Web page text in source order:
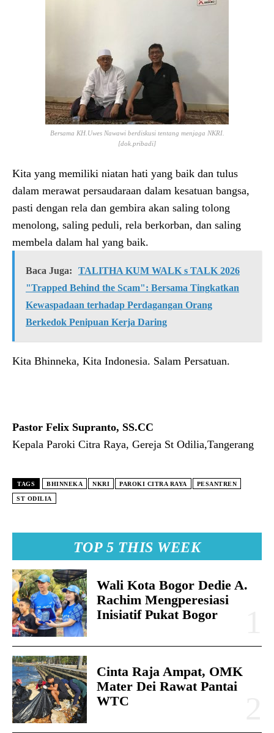
TOP 5 THIS WEEK
Wali Kota Bogor Dedie A.
Rachim Mengperesiasi
Inisiatif Pukat Bogor
Cinta Raja Ampat, OMK
Mater Dei Rawat Pantai
WTC
Bersama KH.Uwes Nawawi berdiskusi tentang menjaga NKRI.
[dok.pribadi]
Kita yang memiliki niatan hati yang baik dan tulus
dalam merawat persaudaraan dalam kesatuan bangsa,
pasti dengan rela dan gembira akan saling tolong
menolong, saling peduli, rela berkorban, dan saling
membela dalam hal yang baik.
Baca Juga:
TALITHA KUM WALK s TALK 2026
"Trapped Behind the Scam": Bersama Tingkatkan
Kewaspadaan terhadap Perdagangan Orang
Berkedok Penipuan Kerja Daring
Kita Bhinneka, Kita Indonesia. Salam Persatuan.
Pastor Felix Supranto, SS.CC
Kepala Paroki Citra Raya, Gereja St Odilia,Tangerang
TAGS BHINNEKA NKRI PAROKI CITRA RAYA PESANTREN
ST ODILIA